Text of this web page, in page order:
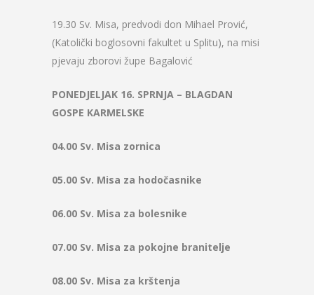
19.30 Sv. Misa, predvodi don Mihael Prović,
(Katolički boglosovni fakultet u Splitu), na misi
pjevaju zborovi župe Bagalović
PONEDJELJAK 16. SPRNJA – BLAGDAN
GOSPE KARMELSKE
04.00 Sv. Misa zornica
05.00 Sv. Misa za hodočasnike
06.00 Sv. Misa za bolesnike
07.00 Sv. Misa za pokojne branitelje
08.00 Sv. Misa za krštenja